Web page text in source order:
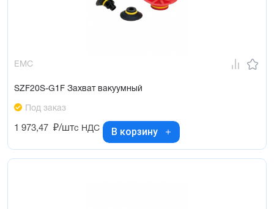
EMC
SZF20S-G1F Захват вакуумный
Под заказ
1 973,47 ₽/штс НДС В корзину